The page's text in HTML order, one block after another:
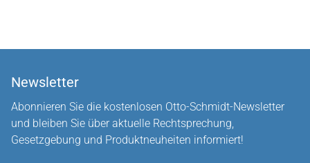
Newsletter
Abonnieren Sie die kostenlosen Otto-Schmidt-Newsletter
und bleiben Sie über aktuelle Rechtsprechung,
Gesetzgebung und Produktneuheiten informiert!